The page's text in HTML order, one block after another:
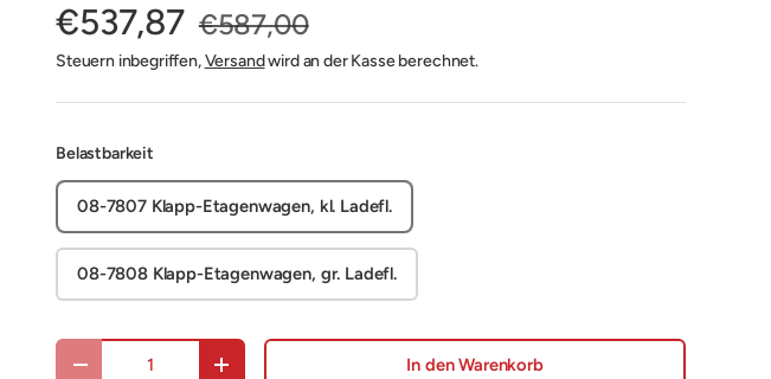
€537,87 €587,00
Steuern inbegriffen,Versandwird an der Kasse berechnet.
Belastbarkeit
08-7807 Klapp-Etagenwagen, kl. Ladefl.
08-7808 Klapp-Etagenwagen, gr. Ladefl.
Anzahl
Menge verringern Menge erhöhen In den Warenkorb